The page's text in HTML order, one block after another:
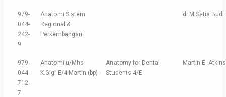
979-
044-
242-
9
Anatomi Sistem
Regional &
Perkembangan
dr.M.Setia Budi
979-
044-
712-
7
Anatomi u/Mhs
K.Gigi E/4 Martin (bp)
Anatomy for Dental
Students 4/E
Martin E.